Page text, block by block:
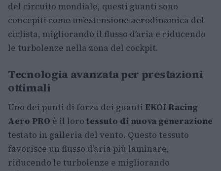
del circuito mondiale, questi guanti sono
concepiti come un’estensione aerodinamica del
ciclista, migliorando il flusso d’aria e riducendo
le turbolenze nella zona del cockpit.
Tecnologia avanzata per prestazioni
ottimali
Uno dei punti di forza dei guanti EKOI Racing
Aero PRO è il loro tessuto di nuova generazione
testato in galleria del vento. Questo tessuto
favorisce un flusso d’aria più laminare,
riducendo le turbolenze e migliorando